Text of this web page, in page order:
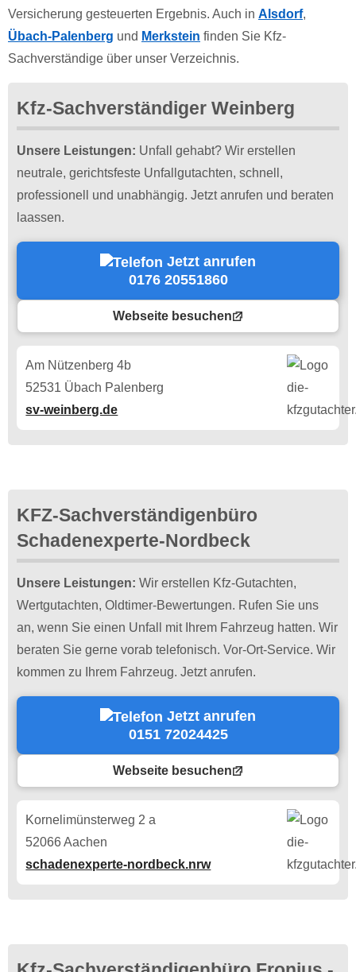
Versicherung gesteuerten Ergebnis. Auch in Alsdorf,
Übach-Palenberg und Merkstein finden Sie Kfz-
Sachverständige über unser Verzeichnis.
Kfz-Sachverständiger Weinberg
Unsere Leistungen: Unfall gehabt? Wir erstellen
neutrale, gerichtsfeste Unfallgutachten, schnell,
professionell und unabhängig. Jetzt anrufen und beraten
laassen.
Jetzt anrufen
0176 20551860
Webseite besuchen
Am Nützenberg 4b
52531 Übach Palenberg
sv-weinberg.de
KFZ-Sachverständigenbüro
Schadenexperte-Nordbeck
Unsere Leistungen: Wir erstellen Kfz-Gutachten,
Wertgutachten, Oldtimer-Bewertungen. Rufen Sie uns
an, wenn Sie einen Unfall mit Ihrem Fahrzeug hatten. Wir
beraten Sie gerne vorab telefonisch. Vor-Ort-Service. Wir
kommen zu Ihrem Fahrzeug. Jetzt anrufen.
Jetzt anrufen
0151 72024425
Webseite besuchen
Kornelimünsterweg 2 a
52066 Aachen
schadenexperte-nordbeck.nrw